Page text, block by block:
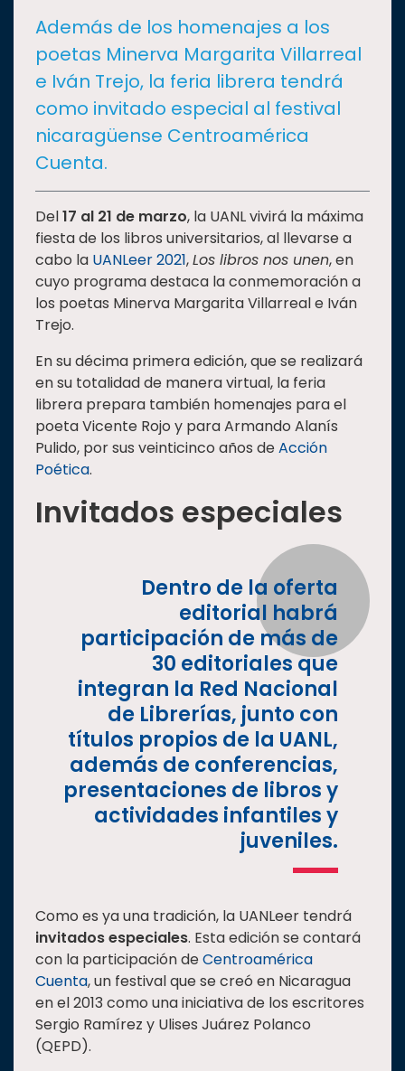
I+D+IEXPERTOS
SALUD
SUSTENTABILIDAD
TEMAS
Oferta
educativa
Estudiantes
Investigación
Internacionalización
Responsabilidad
social
Historia
Además de los homenajes a los
poetas Minerva Margarita Villarreal
e Iván Trejo, la feria librera tendrá
como invitado especial al festival
nicaragüense Centroamérica
Cuenta.
Del17 al 21 de marzo, la UANL vivirá la máxima
fiesta de los libros universitarios, al llevarse a
cabo la UANLeer 2021,Los libros nos unen, en
cuyo programa destaca la conmemoración a
los poetas Minerva Margarita Villarreal e Iván
Trejo.
En su décima primera edición, que se realizará
en su totalidad de manera virtual, la feria
librera prepara también homenajes para el
poeta Vicente Rojo y para Armando Alanís
Pulido, por sus veinticinco años deAcción
Poética.
Invitados especiales
Dentro de la oferta
editorial habrá
participación de más de
30 editoriales que
integran la Red Nacional
de Librerías, junto con
títulos propios de la UANL,
además de conferencias,
presentaciones de libros y
actividades infantiles y
juveniles.
Como es ya una tradición, la UANLeer tendrá
invitados especiales. Esta edición se contará
con la participación deCentroamérica
Cuenta, un festival que se creó en Nicaragua
en el 2013 como una iniciativa de los escritores
Sergio Ramírez y Ulises Juárez Polanco
(QEPD).